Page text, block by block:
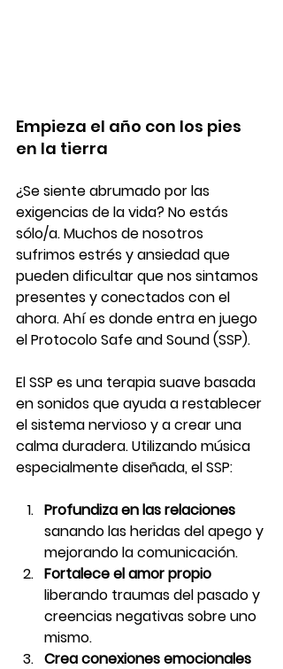
Empieza el año con los pies
en la tierra
¿Se siente abrumado por las
exigencias de la vida? No estás
sólo/a. Muchos de nosotros
sufrimos estrés y ansiedad que
pueden dificultar que nos sintamos
presentes y conectados con el
ahora. Ahí es donde entra en juego
el Protocolo Safe and Sound (SSP).
El SSP es una terapia suave basada
en sonidos que ayuda a restablecer
el sistema nervioso y a crear una
calma duradera. Utilizando música
especialmente diseñada, el SSP:
Profundiza en las relaciones
sanando las heridas del apego y
mejorando la comunicación.
Fortalece el amor propio
liberando traumas del pasado y
creencias negativas sobre uno
mismo.
Crea conexiones emocionales